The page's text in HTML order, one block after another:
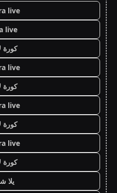
live
live
كورة
live
كورة
live
كورة
live
كورة
يلا